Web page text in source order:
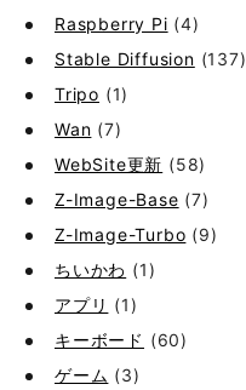
Raspberry Pi (4)
Stable Diffusion (137)
Tripo (1)
Wan (7)
WebSite更新 (58)
Z-Image-Base (7)
Z-Image-Turbo (9)
ちいかわ (1)
アプリ (1)
キーボード (60)
ゲーム (3)